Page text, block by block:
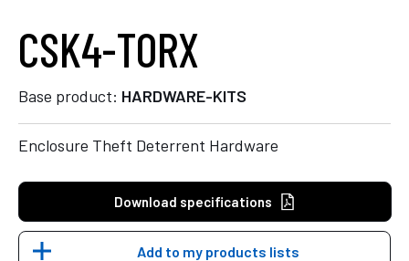
CSK4-TORX
Base product: HARDWARE-KITS
Enclosure Theft Deterrent Hardware
Download specifications
Add to my products lists